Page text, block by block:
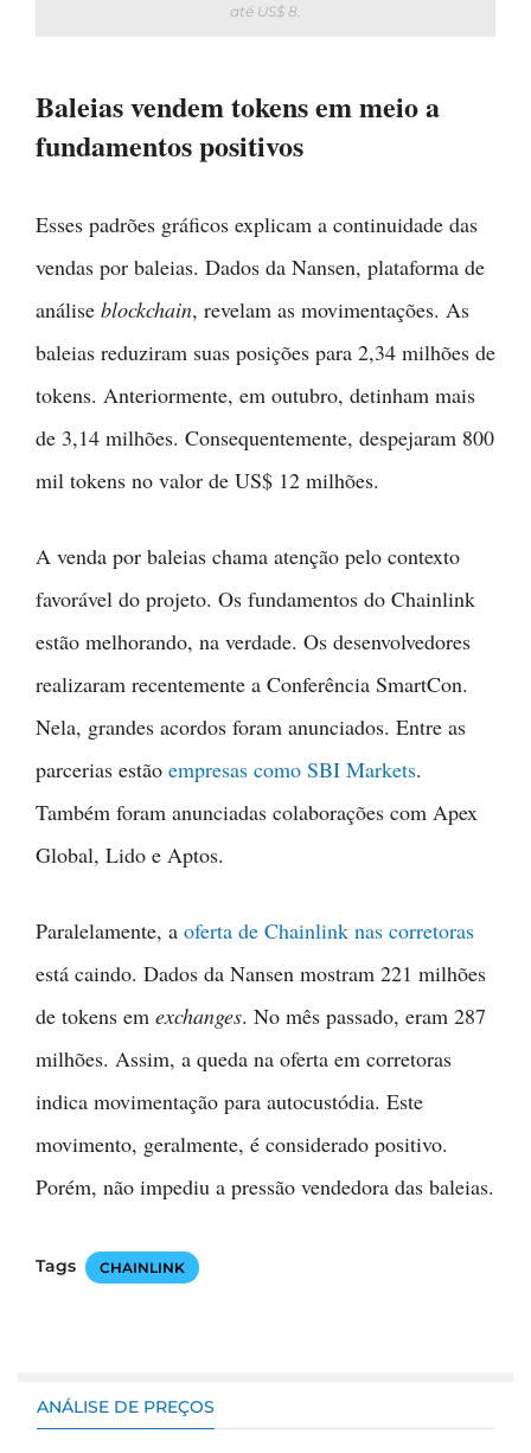
até US$ 8.
Baleias vendem tokens em meio a
fundamentos positivos
Esses padrões gráficos explicam a continuidade das
vendas por baleias. Dados da Nansen, plataforma de
análise blockchain, revelam as movimentações. As
baleias reduziram suas posições para 2,34 milhões de
tokens. Anteriormente, em outubro, detinham mais
de 3,14 milhões. Consequentemente, despejaram 800
mil tokens no valor de US$ 12 milhões.
A venda por baleias chama atenção pelo contexto
favorável do projeto. Os fundamentos do Chainlink
estão melhorando, na verdade. Os desenvolvedores
realizaram recentemente a Conferência SmartCon.
Nela, grandes acordos foram anunciados. Entre as
parcerias estão empresas como SBI Markets.
Também foram anunciadas colaborações com Apex
Global, Lido e Aptos.
Paralelamente, a oferta de Chainlink nas corretoras
está caindo. Dados da Nansen mostram 221 milhões
de tokens em exchanges. No mês passado, eram 287
milhões. Assim, a queda na oferta em corretoras
indica movimentação para autocustódia. Este
movimento, geralmente, é considerado positivo.
Porém, não impediu a pressão vendedora das baleias.
Tags CHAINLINK
ANÁLISE DE PREÇOS